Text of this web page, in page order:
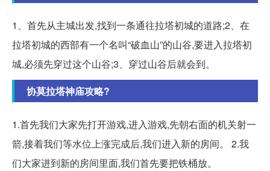
1、首先从主城出发,找到一条通往拉塔初城的道路;2、在
拉塔初城的西部有一个名叫“破血山”的山谷,要进入拉塔初
城,必须先穿过这个山谷;3、穿过山谷后就会到。
协莫拉塔神庙攻略?
1.首先我们大家先打开游戏,进入游戏,先朝右面的机关射一
箭,接着我们等水位上涨完成后,我们进入新的房间。 2.我
们大家进到新的房间里面,我们首先要把铁桶放。